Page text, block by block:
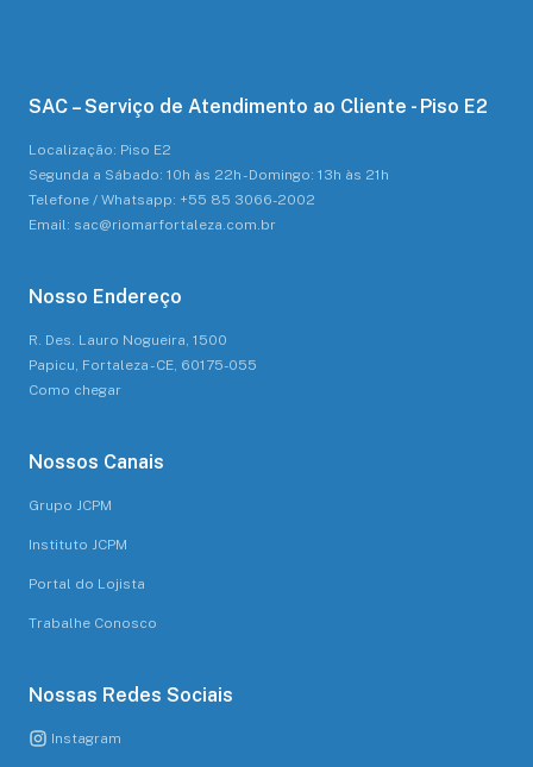
SAC – Serviço de Atendimento ao Cliente - Piso E2
Localização: Piso E2
Segunda a Sábado: 10h às 22h - Domingo: 13h às 21h
Telefone / Whatsapp: +55 85 3066-2002
Email: sac@riomarfortaleza.com.br
Nosso Endereço
R. Des. Lauro Nogueira, 1500
Papicu, Fortaleza - CE, 60175-055
Como chegar
Nossos Canais
Grupo JCPM
Instituto JCPM
Portal do Lojista
Trabalhe Conosco
Nossas Redes Sociais
Instagram